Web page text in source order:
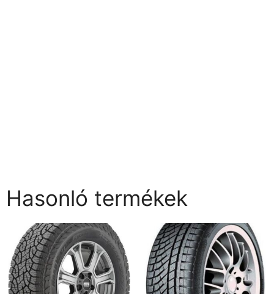
Hasonló termékek